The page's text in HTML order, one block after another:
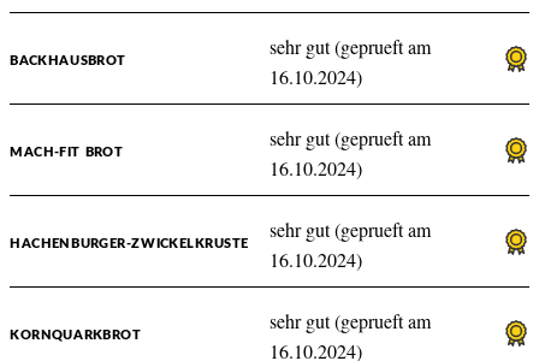
BACKHAUSBROT
sehr gut (geprueft am
16.10.2024)
MACH-FIT BROT
sehr gut (geprueft am
16.10.2024)
HACHENBURGER-ZWICKELKRUSTE
sehr gut (geprueft am
16.10.2024)
KORNQUARKBROT
sehr gut (geprueft am
16.10.2024)